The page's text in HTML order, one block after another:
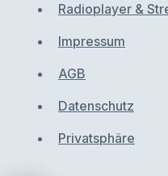
Radioplayer &
Impressum
AGB
Datenschutz
Privatsphäre